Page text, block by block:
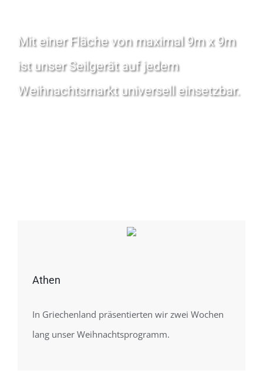
Mit einer Fläche von maximal 9m x 9m
ist unser Seilgerät auf jedem
Weihnachtsmarkt universell einsetzbar.
Athen
In Griechenland präsentierten wir zwei Wochen
lang unser Weihnachtsprogramm.